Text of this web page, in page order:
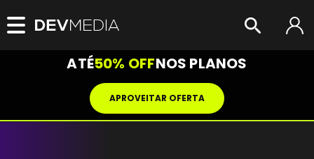
ATÉ50% OFFNOS PLANOS
APROVEITAR OFERTA